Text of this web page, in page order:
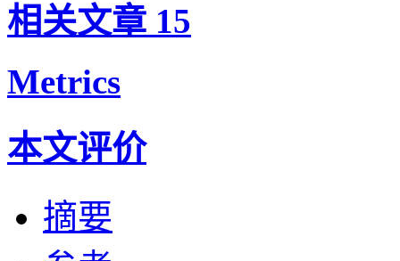
相关文章 15
Metrics
本文评价
摘要